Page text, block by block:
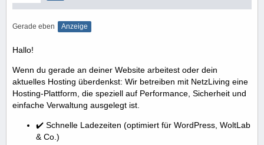
Gerade eben Anzeige
Hallo!
Wenn du gerade an deiner Website arbeitest oder dein
aktuelles Hosting überdenkst: Wir betreiben mit NetzLiving eine
Hosting-Plattform, die speziell auf Performance, Sicherheit und
einfache Verwaltung ausgelegt ist.
✔️ Schnelle Ladezeiten (optimiert für WordPress, WoltLab
& Co.)